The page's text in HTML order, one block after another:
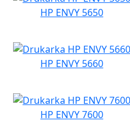
HP ENVY 5650
HP ENVY 5660
HP ENVY 7600